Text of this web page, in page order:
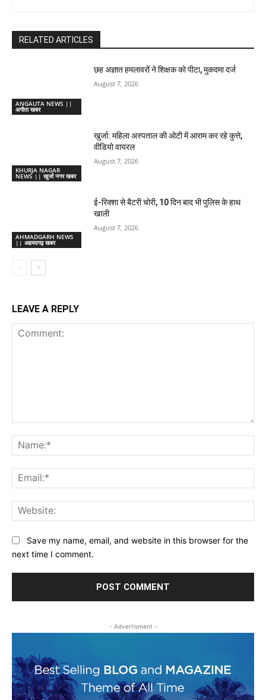
RELATED ARTICLES
ANGAUTA NEWS ||
अगौता खबर
छह अज्ञात हमलावरों ने शिक्षक को पीटा, मुकदमा दर्ज
August 7, 2026
KHURJA NAGAR
NEWS || खुर्जा नगर खबर
खुर्जा: महिला अस्पताल की ओटी में आराम कर रहे कुत्ते,
वीडियो वायरल
August 7, 2026
AHMADGARH NEWS
|| अहमदगढ़ खबर
ई-रिक्शा से बैटरी चोरी, 10 दिन बाद भी पुलिस के हाथ
खाली
August 7, 2026
LEAVE A REPLY
Save my name, email, and website in this browser for the
next time I comment.
- Advertisment -